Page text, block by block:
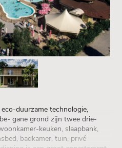
duurzame technologie,
gane grond zijn twee drie-
keuken, slaapbank,
badkamer, tuin, privé